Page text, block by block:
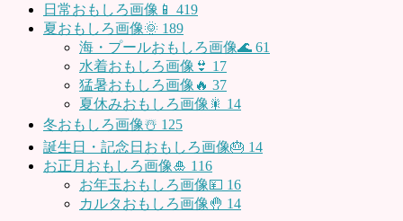
日常おもしろ画像📱 419
夏おもしろ画像🌞 189
海・プールおもしろ画像🌊 61
水着おもしろ画像👙 17
猛暑おもしろ画像🔥 37
夏休みおもしろ画像🎇 14
冬おもしろ画像☃️ 125
誕生日・記念日おもしろ画像🎂 14
お正月おもしろ画像🎍 116
お年玉おもしろ画像💴 16
カルタおもしろ画像🤚 14